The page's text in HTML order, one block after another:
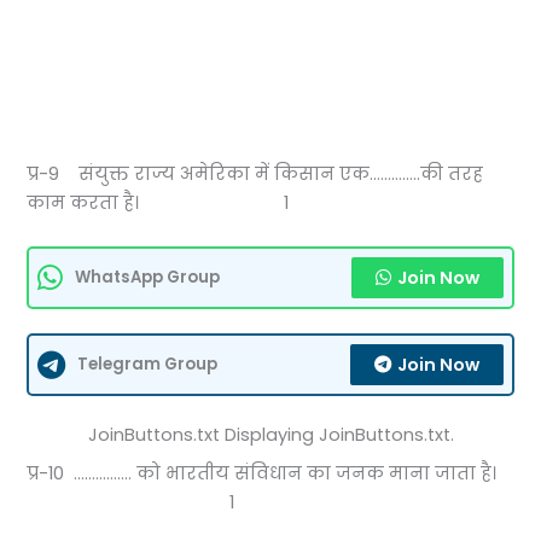
प्र-9 संयुक्त राज्य अमेरिका में किसान एक…………..की तरह
काम करता है। 1
WhatsApp Group Join Now
Telegram Group Join Now
JoinButtons.txt Displaying JoinButtons.txt.
प्र-10 ……………. को भारतीय संविधान का जनक माना जाता है।
1